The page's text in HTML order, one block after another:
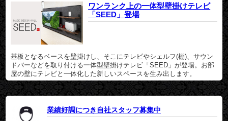
ワンランク上の一体型壁掛けテレビ
「SEED」登場
基板となるベースを壁掛けし、そこにテレビやシェルフ(棚)、サウン
ドバーなどを取り付ける一体型壁掛けテレビ「SEED」が登場。お部
屋の壁にテレビと一体化した新しいスペースを生み出します。
業績好調につき自社スタッフ募集中